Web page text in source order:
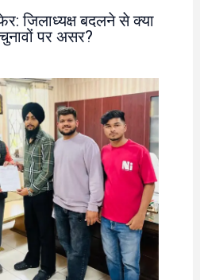
जिलाध्यक्ष बदलने से क्या
पर असर?